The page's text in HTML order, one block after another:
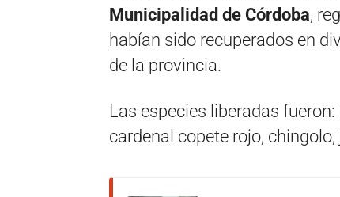
Municipalidad de Córdoba,
habían sido recuperados en
de la provincia.
Las especies liberadas
cardenal copete rojo,